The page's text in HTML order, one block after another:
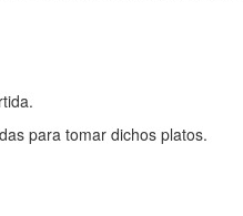
para tomar dichos platos.